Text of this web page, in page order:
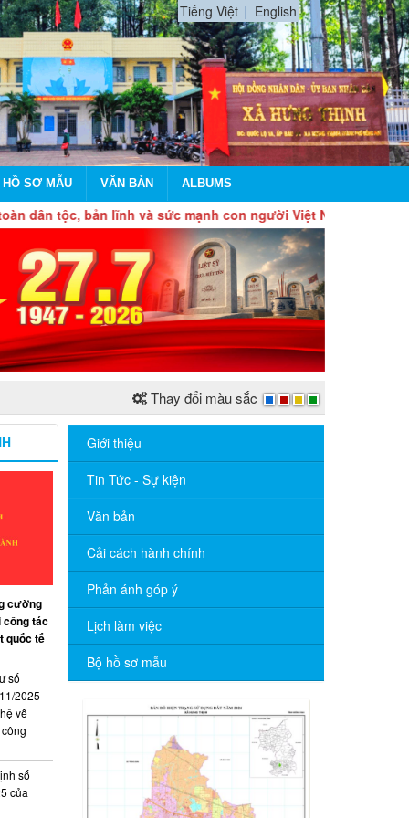
Tiếng Việt English
HỒ SƠ MẪU VĂN BẢN ALBUMS
bản lĩnh và sức mạnh con người Việt Nam, tự chủ, tự hào
Thay đổi màu sắc
Giới thiệu
Tin Tức - Sự kiện
Văn bản
Cải cách hành chính
Phản ánh góp ý
Lịch làm việc
Bộ hồ sơ mẫu
cường
công tác
quốc tế
số
2025
về
số
của